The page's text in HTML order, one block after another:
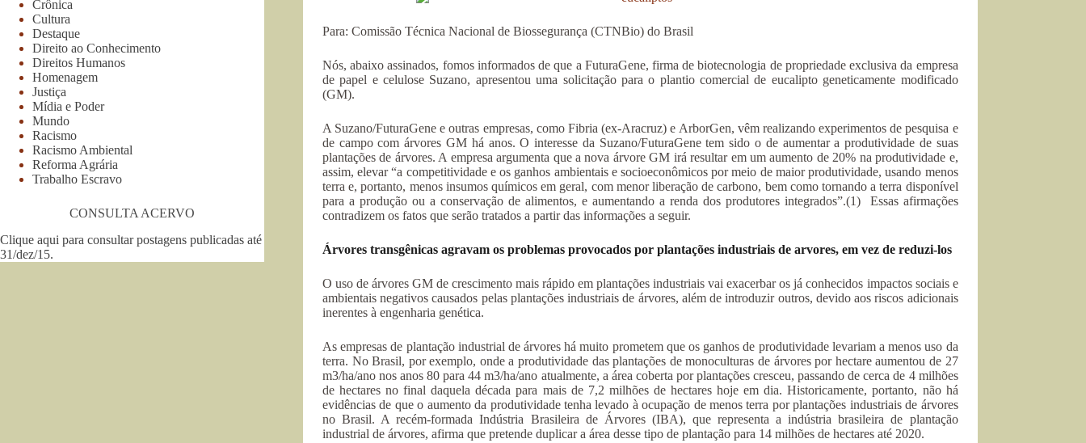
Para: Comissão Técnica Nacional de Biossegurança (CTNBio) do Brasil
Nós, abaixo assinados, fomos informados de que a FuturaGene, firma de biotecnologia de propriedade exclusiva da empresa
de papel e celulose Suzano, apresentou uma solicitação para o plantio comercial de eucalipto geneticamente modificado
(GM).
A Suzano/FuturaGene e outras empresas, como Fibria (ex-Aracruz) e ArborGen, vêm realizando experimentos de pesquisa e
de campo com árvores GM há anos. O interesse da Suzano/FuturaGene tem sido o de aumentar a produtividade de suas
plantações de árvores. A empresa argumenta que a nova árvore GM irá resultar em um aumento de 20% na produtividade e,
assim, elevar “a competitividade e os ganhos ambientais e socioeconômicos por meio de maior produtividade, usando menos
terra e, portanto, menos insumos químicos em geral, com menor liberação de carbono, bem como tornando a terra disponível
para a produção ou a conservação de alimentos, e aumentando a renda dos produtores integrados”.(1) Essas afirmações
contradizem os fatos que serão tratados a partir das informações a seguir.
Árvores transgênicas agravam os problemas provocados por plantações industriais de arvores, em vez de reduzi-los
O uso de árvores GM de crescimento mais rápido em plantações industriais vai exacerbar os já conhecidos impactos sociais e
ambientais negativos causados pelas plantações industriais de árvores, além de introduzir outros, devido aos riscos adicionais
inerentes à engenharia genética.
As empresas de plantação industrial de árvores há muito prometem que os ganhos de produtividade levariam a menos uso da
terra. No Brasil, por exemplo, onde a produtividade das plantações de monoculturas de árvores por hectare aumentou de 27
m3/ha/ano nos anos 80 para 44 m3/ha/ano atualmente, a área coberta por plantações cresceu, passando de cerca de 4 milhões
de hectares no final daquela década para mais de 7,2 milhões de hectares hoje em dia. Historicamente, portanto, não há
evidências de que o aumento da produtividade tenha levado à ocupação de menos terra por plantações industriais de árvores
no Brasil. A recém-formada Indústria Brasileira de Árvores (IBA), que representa a indústria brasileira de plantação
industrial de árvores, afirma que pretende duplicar a área desse tipo de plantação para 14 milhões de hectares até 2020.
Crônica
Cultura
Destaque
Direito ao Conhecimento
Direitos Humanos
Homenagem
Justiça
Mídia e Poder
Mundo
Racismo
Racismo Ambiental
Reforma Agrária
Trabalho Escravo
CONSULTA ACERVO
Clique aqui para consultar postagens publicadas até
31/dez/15.